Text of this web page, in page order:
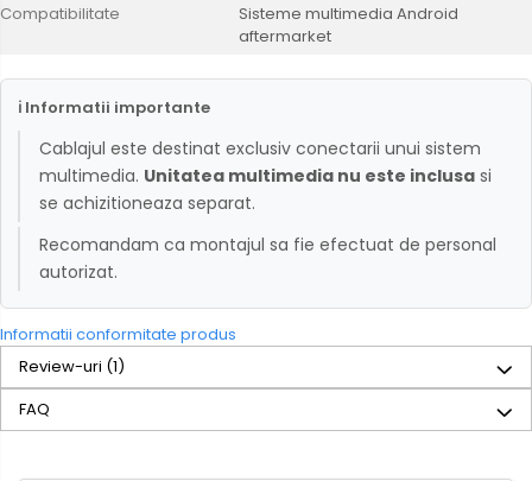
Compatibilitate
Sisteme multimedia Android
aftermarket
ℹ Informatii importante
Cablajul este destinat exclusiv conectarii unui sistem
multimedia. Unitatea multimedia nu este inclusa si
se achizitioneaza separat.
Recomandam ca montajul sa fie efectuat de personal
autorizat.
Informatii conformitate produs
Review-uri (1)
FAQ